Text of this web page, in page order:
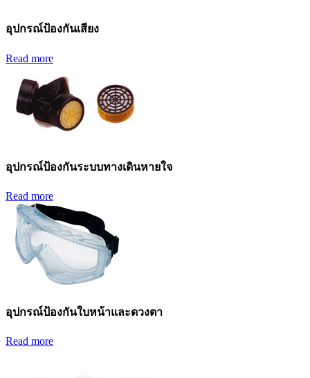
อุปกรณ์ป้องกันเสียง
Read more
อุปกรณ์ป้องกันระบบทางเดินหายใจ
Read more
อุปกรณ์ป้องกันใบหน้าและดวงตา
Read more